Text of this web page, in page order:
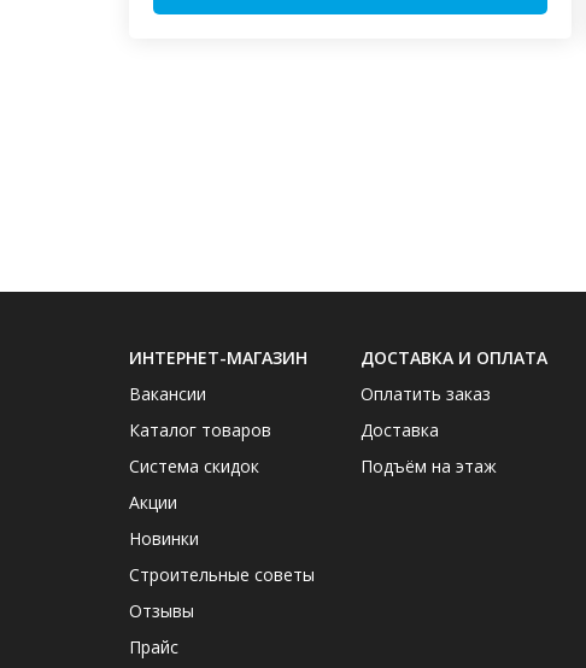
ИНТЕРНЕТ-МАГАЗИН
Вакансии
Каталог товаров
Система скидок
Акции
Новинки
Строительные советы
Отзывы
Прайс
ДОСТАВКА И ОПЛАТА
Оплатить заказ
Доставка
Подъём на этаж